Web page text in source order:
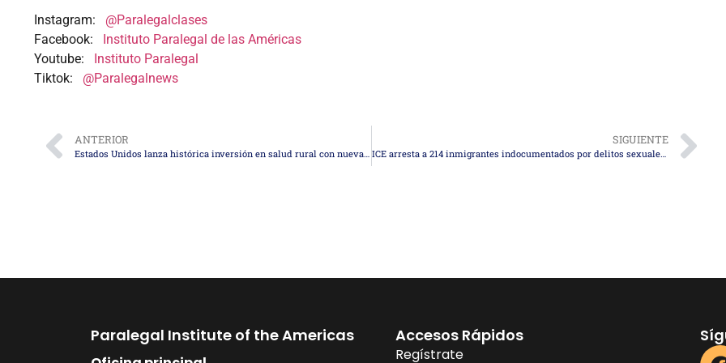
Instagram: @Paralegalclases
Facebook: Instituto Paralegal de las Américas
Youtube: Instituto Paralegal
Tiktok: @Paralegalnews
ANTERIOR
Estados Unidos lanza histórica inversión en salud rural con nueva ley federal
SIGUIENTE
ICE arresta a 214 inmigrantes indocumentados por delitos sexuales contra menores en Houston
Paralegal Institute of the Americas Accesos Rápidos
Regístrate